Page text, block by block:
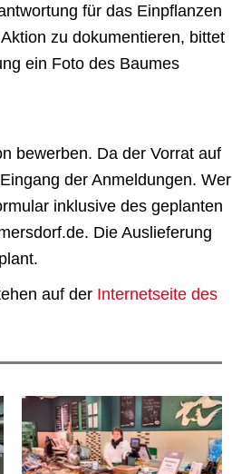
für das Einpflanzen
zu dokumentieren, bittet
ein Foto des Baumes
bewerben. Da der Vorrat auf
der Anmeldungen. Wer
inklusive des geplanten
Die Auslieferung
auf der Internetseite des